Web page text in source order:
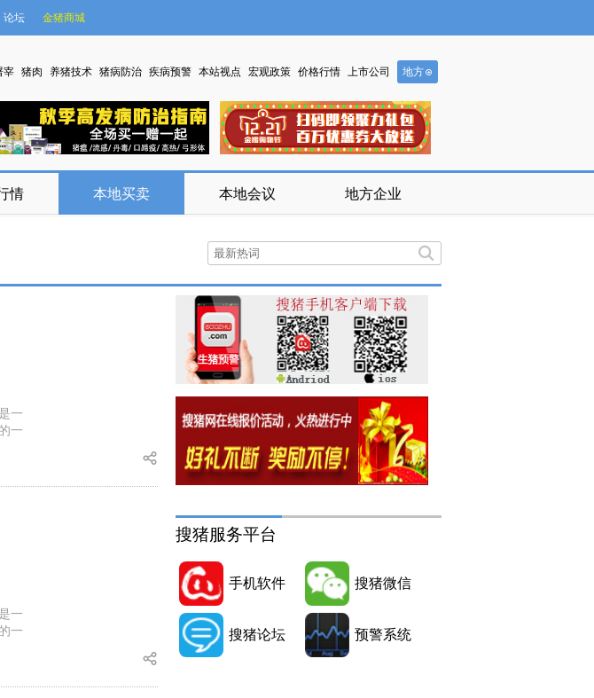
论坛 金猪商城
宰 猪肉 养猪技术 猪病防治 疾病预警 本站视点 宏观政策 价格行情 上市公司 地方
情 本地买卖 本地会议 地方企业
一
一
一
一
搜猪服务平台
手机软件 搜猪微信
搜猪论坛 预警系统